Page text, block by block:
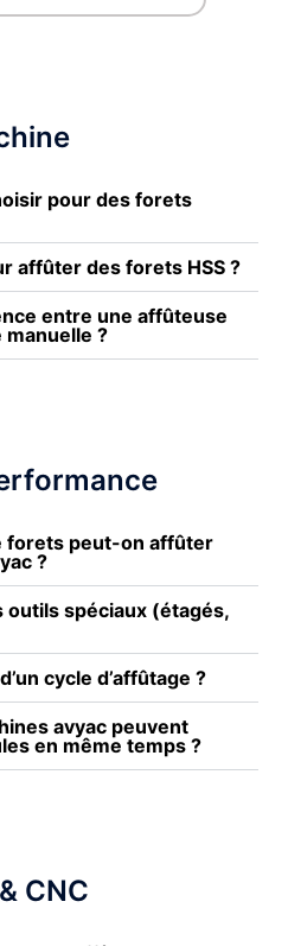
pour des forets
affûter des forets HSS ?
entre une affûteuse
manuelle ?
forets peut-on affûter
?
spéciaux (étagés,
cycle d’affûtage ?
avyac peuvent
en même temps ?
CNC